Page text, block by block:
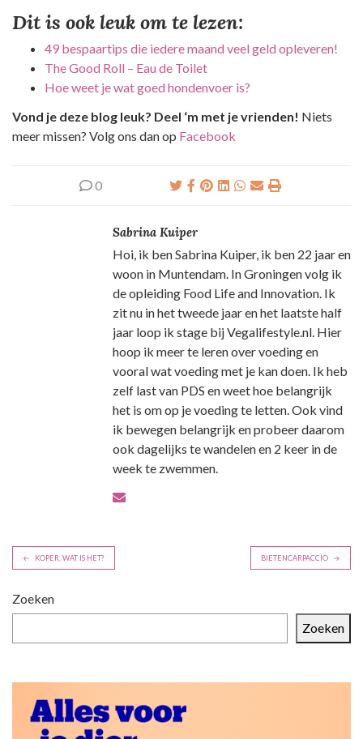
Dit is ook leuk om te lezen:
49 bespaartips die iedere maand veel geld opleveren!
The Good Roll – Eau de Toilet
Hoe weet je wat goed hondenvoer is?
Vond je deze blog leuk? Deel ‘m met je vrienden! Niets
meer missen? Volg ons dan op Facebook
0
Sabrina Kuiper
Hoi, ik ben Sabrina Kuiper, ik ben 22 jaar en
woon in Muntendam. In Groningen volg ik
de opleiding Food Life and Innovation. Ik
zit nu in het tweede jaar en het laatste half
jaar loop ik stage bij Vegalifestyle.nl. Hier
hoop ik meer te leren over voeding en
vooral wat voeding met je kan doen. Ik heb
zelf last van PDS en weet hoe belangrijk
het is om op je voeding te letten. Ook vind
ik bewegen belangrijk en probeer daarom
ook dagelijks te wandelen en 2 keer in de
week te zwemmen.
B
r
c
KOPER, WAT IS HET? BIETENCARPACCIO
Zoeken
Zoeken